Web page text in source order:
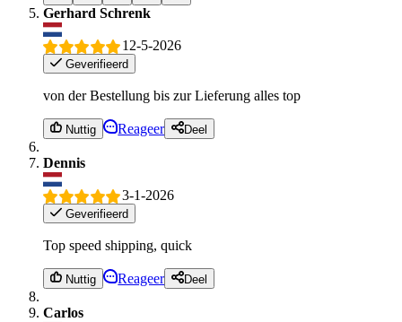
Gerhard Schrenk
12-5-2026
Geverifieerd
von der Bestellung bis zur Lieferung alles top
Nuttig Reageer Deel
Dennis
3-1-2026
Geverifieerd
Top speed shipping, quick
Nuttig Reageer Deel
Carlos